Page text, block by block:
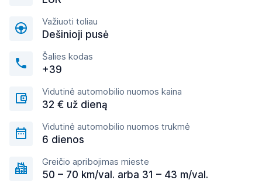
Važiuoti toliau
Dešinioji pusė
Šalies kodas
+39
Vidutinė automobilio nuomos kaina
32 € už dieną
Vidutinė automobilio nuomos trukmė
6 dienos
Greičio apribojimas mieste
50 – 70 km/val. arba 31 – 43 m/val.